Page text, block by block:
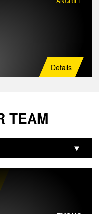
Details
TEAM